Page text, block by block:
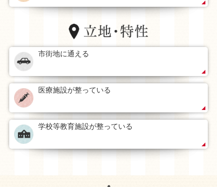
市街地に通える
医療施設が整っている
学校等教育施設が整っている